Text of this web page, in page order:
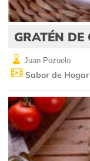
GRATÉN DE
Juan Pozuelo
Sabor de